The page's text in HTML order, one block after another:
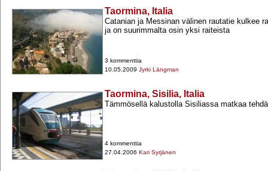
Taormina, Italia
Catanian ja Messinan välinen rautatie kulkee
ja on suurimmalta osin yksi raiteista
3 kommenttia
10.05.2009 Jyrki Längman
Taormina, Sisilia, Italia
Tämmösellä kalustolla Sisiliassa matkaa
4 kommenttia
27.04.2006 Kari Syrjänen